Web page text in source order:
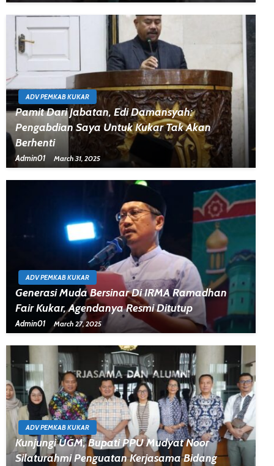
ADV PEMKAB KUKAR
Pamit Dari Jabatan, Edi Damansyah:
Pengabdian Saya Untuk Kukar Tak Akan
Berhenti
Admin01 March 31, 2025
ADV PEMKAB KUKAR
Generasi Muda Bersinar Di IRMA Ramadhan
Fair Kukar, Agendanya Resmi Ditutup
Admin01 March 27, 2025
ADV PEMKAB KUKAR
Kunjungi UGM, Bupati PPU Mudyat Noor
Silaturahmi Penguatan Kerjasama Bidang